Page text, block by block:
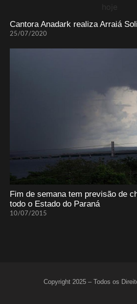
Cantora Anadark realiza Arraiá
25/07/2020
Fim de semana tem previsão de
todo o Estado do Paraná
10/07/2015
Copyright 2025 – Todos os